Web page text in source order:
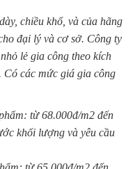
chiều khổ, và của hãng
đại lý và cơ sở. Công ty
lẻ gia công theo kích
Có các mức giá gia công
từ 68.000đ/m2 đến
khối lượng và yêu cầu